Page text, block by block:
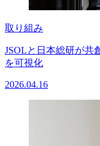
取り組み
JSOLと日本総研が共
を可視化
2026.04.16